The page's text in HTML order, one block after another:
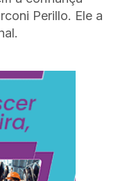
Perillo. Ele a